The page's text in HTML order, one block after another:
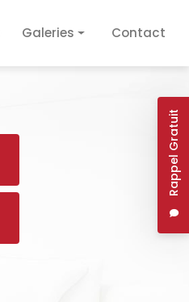
Rappel Gratuit
Galeries Contact